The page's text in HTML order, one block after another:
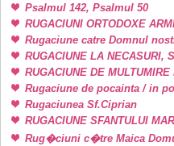
Psalmul 142, Psalmul 50
RUGACIUNI ORTODOXE
Rugaciune catre Domnul
RUGACIUNE LA NECASURI,
RUGACIUNE DE
Rugaciune de pocainta / in
Rugaciunea Sf.Ciprian
RUGACIUNE SFANTULUI
Rug�ciuni c�tre Maica